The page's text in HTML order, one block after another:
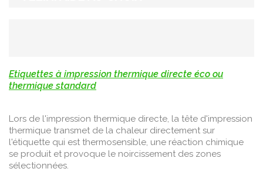
Etiquettes à impression thermique directe éco ou
thermique standard
Lors de l'impression thermique directe, la tête d'impression
thermique transmet de la chaleur directement sur
l'étiquette qui est thermosensible, une réaction chimique
se produit et provoque le noircissement des zones
sélectionnées.